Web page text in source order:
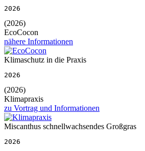
2026
(2026)
EcoCocon
nähere Informationen
Klimaschutz in die Praxis
2026
(2026)
Klimapraxis
zu Vortrag und Informationen
Miscanthus schnellwachsendes Großgras
2026